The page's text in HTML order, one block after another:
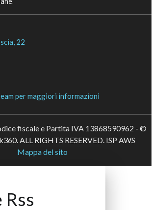
22
per maggiori informazioni
fiscale e Partita IVA 13868590962 - ©
ALL RIGHTS RESERVED. ISP AWS
Mappa del sito
Rss